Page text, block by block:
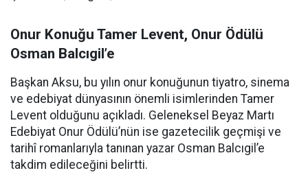
Onur Konuğu Tamer Levent, Onur Ödülü
Osman Balcıgil’e
Başkan Aksu, bu yılın onur konuğunun tiyatro, sinema
ve edebiyat dünyasının önemli isimlerinden Tamer
Levent olduğunu açıkladı. Geleneksel Beyaz Martı
Edebiyat Onur Ödülü’nün ise gazetecilik geçmişi ve
tarihî romanlarıyla tanınan yazar Osman Balcıgil’e
takdim edileceğini belirtti.